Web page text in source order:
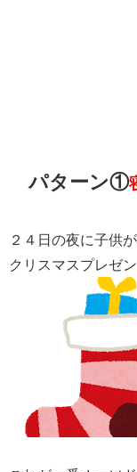
パターン①
２４日の夜に子供
クリスマスプレゼ